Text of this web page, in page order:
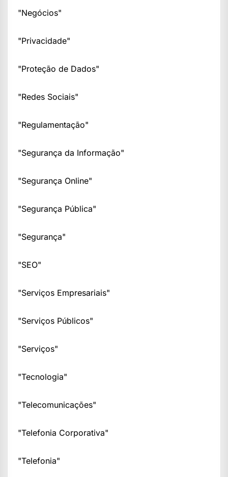
"Negócios"
"Privacidade"
"Proteção de Dados"
"Redes Sociais"
"Regulamentação"
"Segurança da Informação"
"Segurança Online"
"Segurança Pública"
"Segurança"
"SEO"
"Serviços Empresariais"
"Serviços Públicos"
"Serviços"
"Tecnologia"
"Telecomunicações"
"Telefonia Corporativa"
"Telefonia"